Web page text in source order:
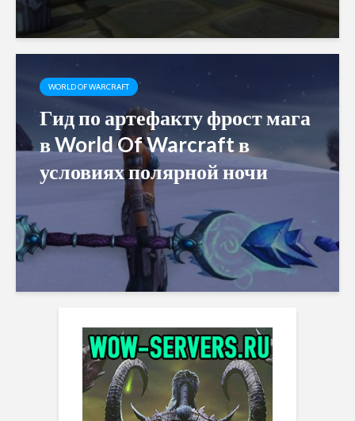
WORLD OF WARCRAFT
Гид по артефакту фрост мага
в World Of Warcraft в
условиях полярной ночи